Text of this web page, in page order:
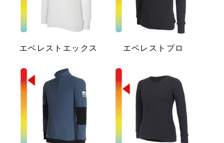
エベレストエックス エベレストプロ